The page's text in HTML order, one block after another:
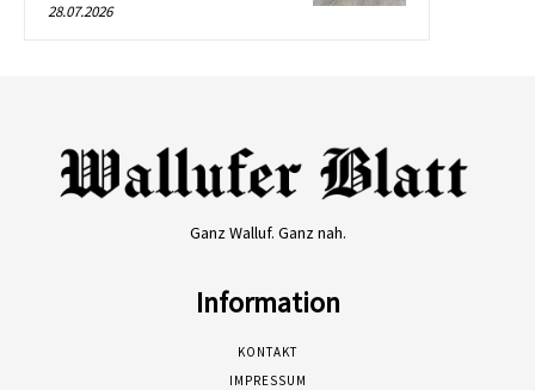
28.07.2026
Ganz Walluf. Ganz nah.
Information
KONTAKT
IMPRESSUM